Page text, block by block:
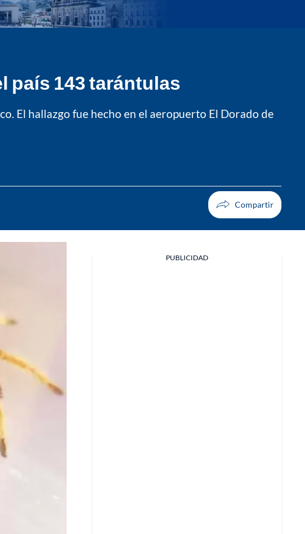
país 143 tarántulas
El hallazgo fue hecho en el aeropuerto El Dorado de
PUBLICIDAD